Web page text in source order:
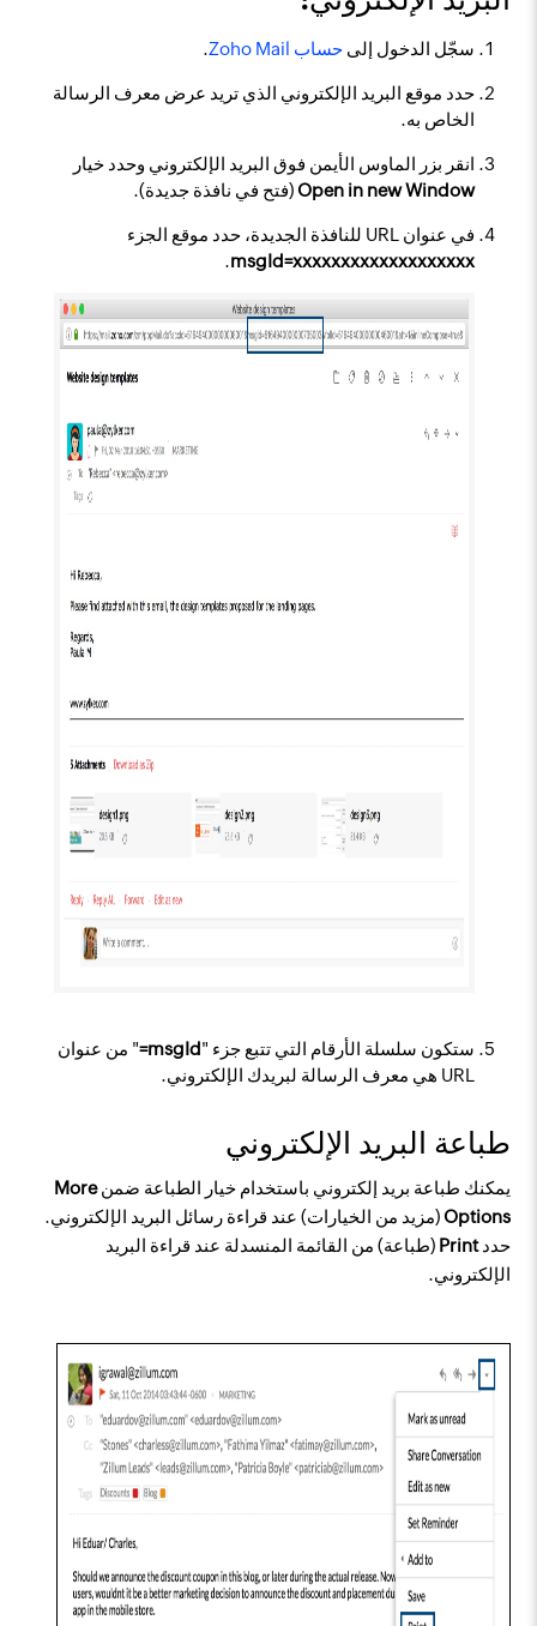
سجّل الدخول إلىحساب Zoho Mail .
حدد موقع البريد الإلكتروني الذي تريد عرض معرف الرسالة
الخاص به.
انقر بزر الماوس الأيمن فوق البريد الإلكتروني وحدد خيار
Open in new Window (فتح في نافذة جديدة).
في عنوان URL للنافذة الجديدة، حدد موقع الجزء
msgId=xxxxxxxxxxxxxxxxxxx
.
ستكون سلسلة الأرقام التي تتبع جزء "msgId= " من عنوان
URL هي معرف الرسالة لبريدك الإلكتروني.
طباعة البريد الإلكتروني
يمكنك طباعة بريد إلكتروني باستخدام خيار الطباعة ضمنMore
Options(مزيد من الخيارات) عند قراءة رسائل البريد الإلكتروني.
حددPrint (طباعة) من القائمة المنسدلة عند قراءة البريد
الإلكتروني.